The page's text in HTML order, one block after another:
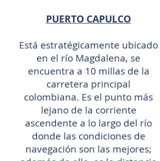
PUERTO CAPULCO
Está estratégicamente ubicado
en el río Magdalena, se
encuentra a 10 millas de la
carretera principal
colombiana. Es el punto más
lejano de la corriente
ascendente a lo largo del río
donde las condiciones de
navegación son las mejores;